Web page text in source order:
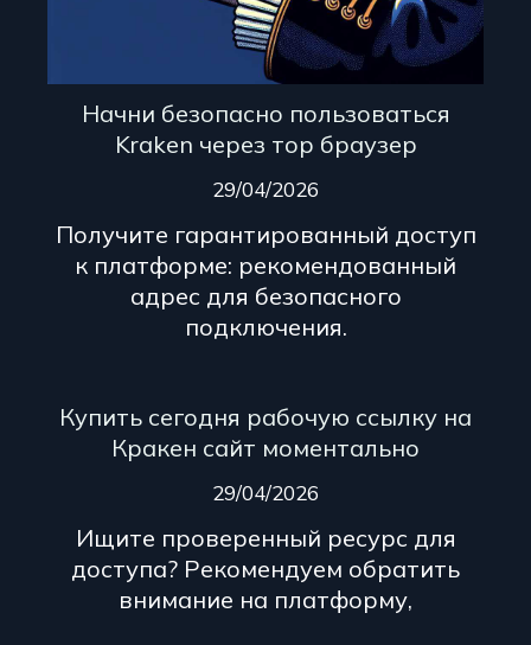
Начни безопасно пользоваться
Kraken через тор браузер
29/04/2026
Получите гарантированный доступ
к платформе: рекомендованный
адрес для безопасного
подключения.
Купить сегодня рабочую ссылку на
Кракен сайт моментально
29/04/2026
Ищите проверенный ресурс для
доступа? Рекомендуем обратить
внимание на платформу,